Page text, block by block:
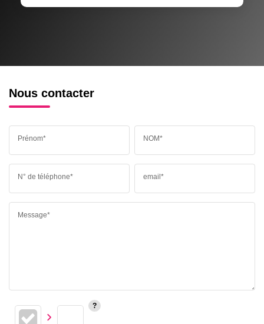
Nous contacter
Prénom* NOM*
N° de téléphone* email*
Message*